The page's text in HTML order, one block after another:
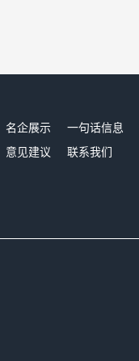
名企展示 一句话信息
意见建议 联系我们